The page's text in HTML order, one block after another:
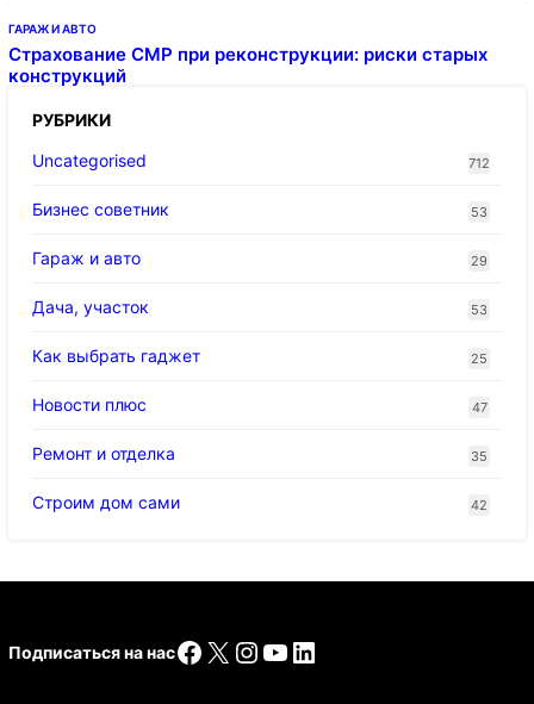
ГАРАЖ И АВТО
Страхование СМР при реконструкции: риски старых
конструкций
РУБРИКИ
Uncategorised
712
Бизнес советник 53
Гараж и авто 29
Дача, участок 53
Как выбрать гаджет 25
Новости плюс 47
Ремонт и отделка 35
Строим дом сами 42
Подписаться на насFacebook
X Instagram
YouTube
LinkedIn